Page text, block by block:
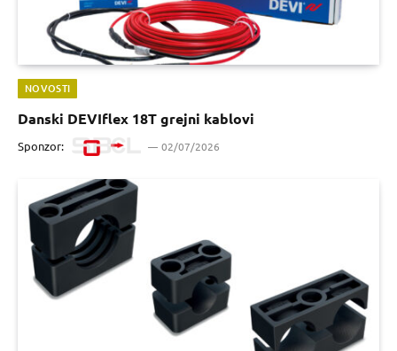
NOVOSTI
Danski DEVIflex 18T grejni kablovi
Sponzor: 02/07/2026